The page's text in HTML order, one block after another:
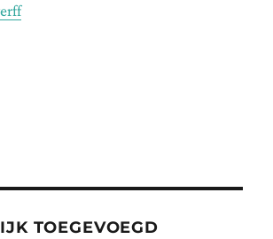
TOEGEVOEGD